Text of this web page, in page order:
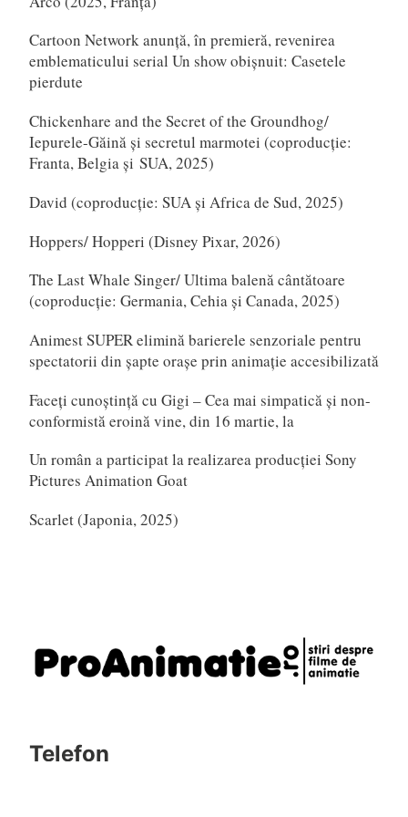
Cartoon Network anunță, în premieră, revenirea
emblematicului serial Un show obișnuit: Casetele
pierdute
Chickenhare and the Secret of the Groundhog/
Iepurele-Găină și secretul marmotei (coproducție:
Franta, Belgia și SUA, 2025)
David (coproducție: SUA și Africa de Sud, 2025)
Hoppers/ Hopperi (Disney Pixar, 2026)
The Last Whale Singer/ Ultima balenă cântătoare
(coproducție: Germania, Cehia și Canada, 2025)
Animest SUPER elimină barierele senzoriale pentru
spectatorii din șapte orașe prin animație accesibilizată
Faceți cunoștință cu Gigi – Cea mai simpatică și non-
conformistă eroină vine, din 16 martie, la
Un român a participat la realizarea producției Sony
Pictures Animation Goat
Scarlet (Japonia, 2025)
Telefon